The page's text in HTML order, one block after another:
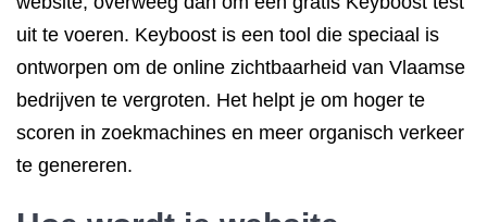
uit te voeren. Keyboost is een tool die speciaal is
ontworpen om de online zichtbaarheid van Vlaamse
bedrijven te vergroten. Het helpt je om hoger te
scoren in zoekmachines en meer organisch verkeer
te genereren.